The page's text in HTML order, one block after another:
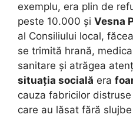
exemplu, era plin de
peste 10.000 și Vesna
al Consiliului local, făcea
se trimită hrană,
sanitare și atrăgea
situația socială era
cauza fabricilor
care au lăsat fără